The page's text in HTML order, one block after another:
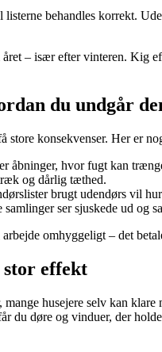
listerne behandles korrekt.
– især efter vinteren. Kig
du undgår
store konsekvenser. Her er
åbninger, hvor fugt kan
og dårlig tæthed.
brugt udendørs vil
samlinger ser sjuskede ud og
omhyggeligt – det
effekt
mange husejere selv kan
du døre og vinduer, der